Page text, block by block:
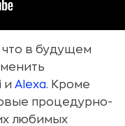
в будущем
и Alexa. Кроме
процедурно-
любимых